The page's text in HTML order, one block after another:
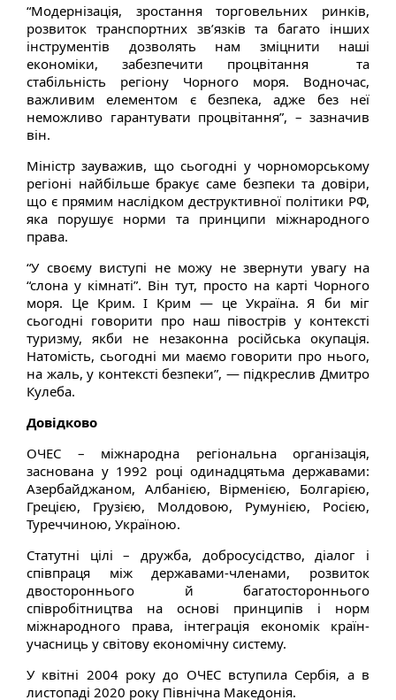
“Модернізація, зростання торговельних ринків,
розвиток транспортних зв’язків та багато інших
інструментів дозволять нам зміцнити наші
економіки, забезпечити процвітання та
стабільність регіону Чорного моря. Водночас,
важливим елементом є безпека, адже без неї
неможливо гарантувати процвітання”, – зазначив
він.
Міністр зауважив, що сьогодні у чорноморському
регіоні найбільше бракує саме безпеки та довіри,
що є прямим наслідком деструктивної політики РФ,
яка порушує норми та принципи міжнародного
права.
“У своєму виступі не можу не звернути увагу на
“слона у кімнаті”. Він тут, просто на карті Чорного
моря. Це Крим. І Крим — це Україна. Я би міг
сьогодні говорити про наш півострів у контексті
туризму, якби не незаконна російська окупація.
Натомість, сьогодні ми маємо говорити про нього,
на жаль, у контексті безпеки”, — підкреслив Дмитро
Кулеба.
Довідково
ОЧЕС – міжнародна регіональна організація,
заснована у 1992 році одинадцятьма державами:
Азербайджаном, Албанією, Вірменією, Болгарією,
Грецією, Грузією, Молдовою, Румунією, Росією,
Туреччиною, Україною.
Статутні цілі – дружба, добросусідство, діалог і
співпраця між державами-членами, розвиток
двостороннього й багатостороннього
співробітництва на основі принципів і норм
міжнародного права, інтеграція економік країн-
учасниць у світову економічну систему.
У квітні 2004 року до ОЧЕС вступила Сербія, а в
листопаді 2020 року Північна Македонія.